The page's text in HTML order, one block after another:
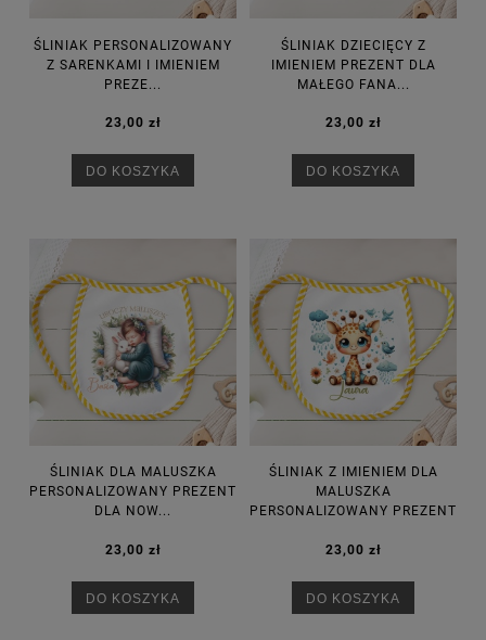
ŚLINIAK PERSONALIZOWANY
Z SARENKAMI I IMIENIEM
PREZE...
23,00 zł
DO KOSZYKA
ŚLINIAK DZIECIĘCY Z
IMIENIEM PREZENT DLA
MAŁEGO FANA...
23,00 zł
DO KOSZYKA
ŚLINIAK DLA MALUSZKA
PERSONALIZOWANY PREZENT
DLA NOW...
23,00 zł
DO KOSZYKA
ŚLINIAK Z IMIENIEM DLA
MALUSZKA
PERSONALIZOWANY PREZENT
23,00 zł
DO KOSZYKA